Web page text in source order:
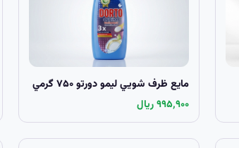
مايع ظرف شويي لیمو دورتو ۷۵۰ گرمي
۹۹۵٬۹۰۰ ریال